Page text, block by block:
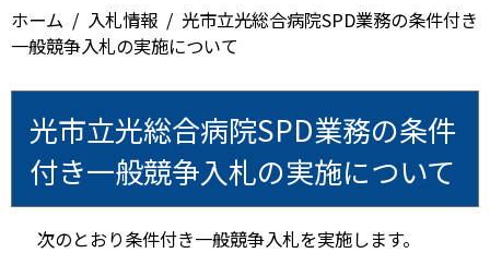
ホーム 入札情報
光市立光総合病院SPD業務の条件付き
一般競争入札の実施について
光市立光総合病院SPD業務の条件
付き一般競争入札の実施について
次のとおり条件付き一般競争入札を実施します。